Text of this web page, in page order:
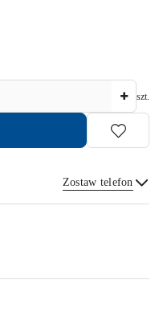
szt.
Zostaw telefon